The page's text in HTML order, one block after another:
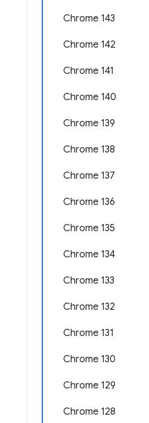
Chrome 143
Chrome 142
Chrome 141
Chrome 140
Chrome 139
Chrome 138
Chrome 137
Chrome 136
Chrome 135
Chrome 134
Chrome 133
Chrome 132
Chrome 131
Chrome 130
Chrome 129
Chrome 128